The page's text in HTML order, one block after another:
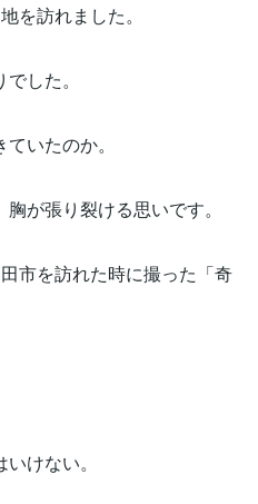
を訪れました。
した。
いたのか。
が張り裂ける思いです。
市を訪れた時に撮った「奇
けない。